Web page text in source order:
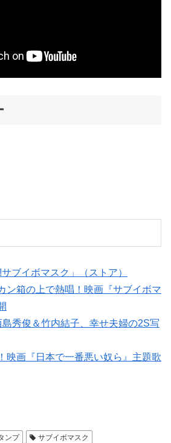
ブイボマスク」（ストア）
ン箱の上で熱唱！映画『サブイボマ
秀俊＆竹内結子、幸せ夫婦の2S写
映画『日本で一番悪い奴ら』主題歌
ンプ
サブイボマスク